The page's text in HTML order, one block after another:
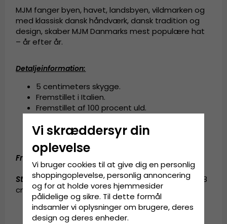
MJM fanger byen, havet, landsbyen, vildmarken og
med klassisk dansk håndværk, dansk tradition og
design, skaber MJM Danmarks mest populære hat
– år efter år.
Detaljeinformation:
5 centimeters skygge.
Fremstillet i Italien.
Fremstillet af 100 procent uld.
Svedbånd af grosgrain.
Fold-down øreklapper.
Fremstillet af:
Størrelsesinformation:Small - 56 cm. Medium - 58
cm. Large - 60 cm. X-Large - 62 cm.
Vi skræddersyr din
oplevelse
Vi bruger cookies til at give dig en personlig
shoppingoplevelse, personlig annoncering
og for at holde vores hjemmesider
pålidelige og sikre. Til dette formål
indsamler vi oplysninger om brugere, deres
design og deres enheder.